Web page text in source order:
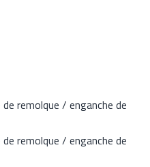
remolque / enganche de
remolque / enganche de